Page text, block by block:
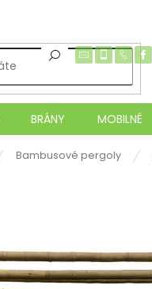
BRÁNY MOBILNÉ
Bambusové pergoly